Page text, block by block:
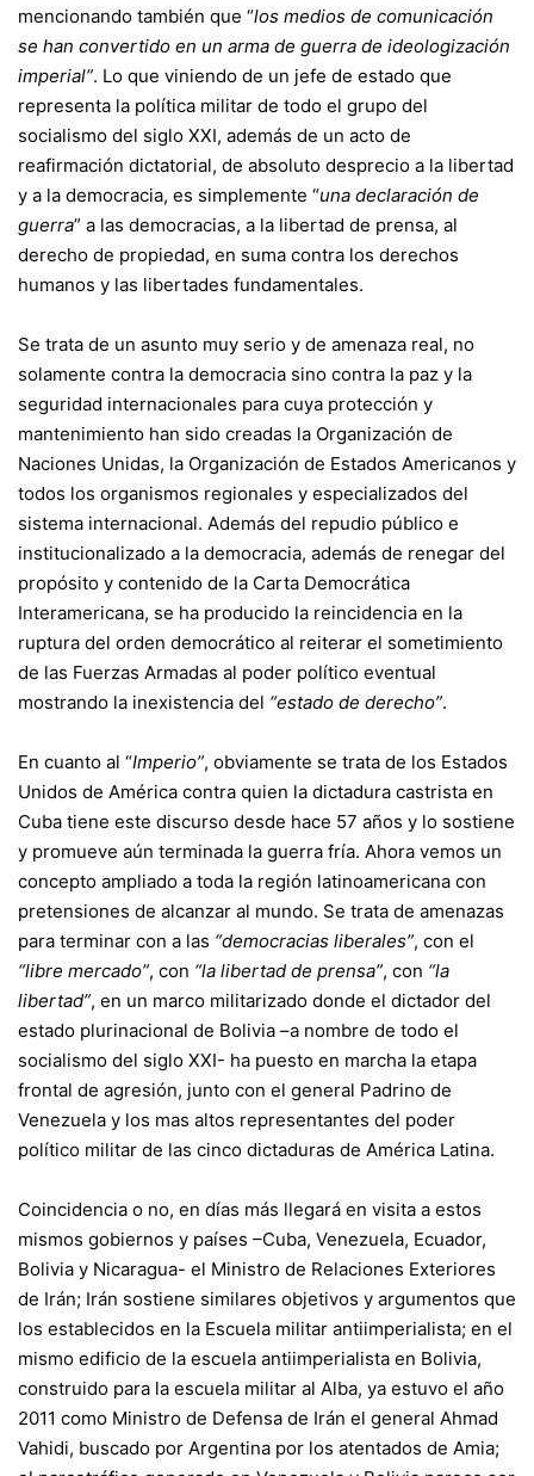
mencionando también que “los medios de comunicación
se han convertido en un arma de guerra de ideologización
imperial”. Lo que viniendo de un jefe de estado que
representa la política militar de todo el grupo del
socialismo del siglo XXI, además de un acto de
reafirmación dictatorial, de absoluto desprecio a la libertad
y a la democracia, es simplemente “una declaración de
guerra” a las democracias, a la libertad de prensa, al
derecho de propiedad, en suma contra los derechos
humanos y las libertades fundamentales.
Se trata de un asunto muy serio y de amenaza real, no
solamente contra la democracia sino contra la paz y la
seguridad internacionales para cuya protección y
mantenimiento han sido creadas la Organización de
Naciones Unidas, la Organización de Estados Americanos y
todos los organismos regionales y especializados del
sistema internacional. Además del repudio público e
institucionalizado a la democracia, además de renegar del
propósito y contenido de la Carta Democrática
Interamericana, se ha producido la reincidencia en la
ruptura del orden democrático al reiterar el sometimiento
de las Fuerzas Armadas al poder político eventual
mostrando la inexistencia del “estado de derecho”.
En cuanto al “Imperio”, obviamente se trata de los Estados
Unidos de América contra quien la dictadura castrista en
Cuba tiene este discurso desde hace 57 años y lo sostiene
y promueve aún terminada la guerra fría. Ahora vemos un
concepto ampliado a toda la región latinoamericana con
pretensiones de alcanzar al mundo. Se trata de amenazas
para terminar con a las “democracias liberales”, con el
“libre mercado”, con “la libertad de prensa”, con “la
libertad”, en un marco militarizado donde el dictador del
estado plurinacional de Bolivia –a nombre de todo el
socialismo del siglo XXI- ha puesto en marcha la etapa
frontal de agresión, junto con el general Padrino de
Venezuela y los mas altos representantes del poder
político militar de las cinco dictaduras de América Latina.
Coincidencia o no, en días más llegará en visita a estos
mismos gobiernos y países –Cuba, Venezuela, Ecuador,
Bolivia y Nicaragua- el Ministro de Relaciones Exteriores
de Irán; Irán sostiene similares objetivos y argumentos que
los establecidos en la Escuela militar antiimperialista; en el
mismo edificio de la escuela antiimperialista en Bolivia,
construido para la escuela militar al Alba, ya estuvo el año
2011 como Ministro de Defensa de Irán el general Ahmad
Vahidi, buscado por Argentina por los atentados de Amia;